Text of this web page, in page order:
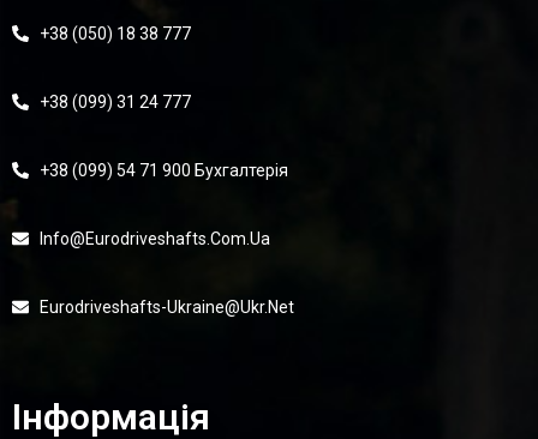
+38 (050) 18 38 777
+38 (099) 31 24 777
+38 (099) 54 71 900 Бухгалтерія
Info@eurodriveshafts.com.ua
Eurodriveshafts-Ukraine@ukr.net
Інформація